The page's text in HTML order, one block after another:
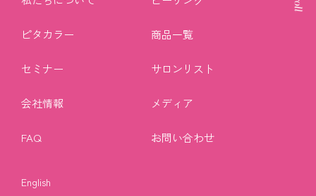
ピタカラー 商品一覧
セミナー サロンリスト
会社情報 メディア
FAQ お問い合わせ
English